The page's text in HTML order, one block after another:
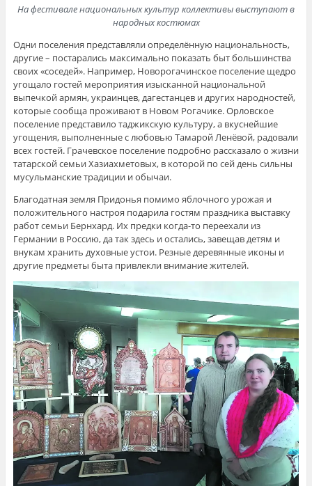
На фестивале национальных культур коллективы выступают в
народных костюмах
Одни поселения представляли определённую национальность,
другие – постарались максимально показать быт большинства
своих «соседей». Например, Новорогачинское поселение щедро
угощало гостей мероприятия изысканной национальной
выпечкой армян, украинцев, дагестанцев и других народностей,
которые сообща проживают в Новом Рогачике. Орловское
поселение представило таджикскую культуру, а вкуснейшие
угощения, выполненные с любовью Тамарой Ленёвой, радовали
всех гостей. Грачевское поселение подробно рассказало о жизни
татарской семьи Хазиахметовых, в которой по сей день сильны
мусульманские традиции и обычаи.
Благодатная земля Придонья помимо яблочного урожая и
положительного настроя подарила гостям праздника выставку
работ семьи Бернхард. Их предки когда-то переехали из
Германии в Россию, да так здесь и остались, завещав детям и
внукам хранить духовные устои. Резные деревянные иконы и
другие предметы быта привлекли внимание жителей.